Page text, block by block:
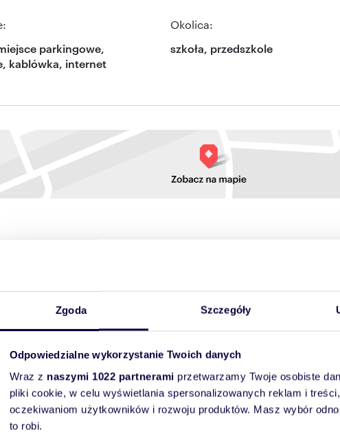
Zgoda Szczegóły
Odpowiedzialne wykorzystanie Twoich danych
Wraz z naszymi 1022 partnerami przetwarzamy Twoje osobiste
pliki cookie, w celu wyświetlania spersonalizowanych reklam i
oczekiwaniom użytkowników i rozwoju produktów. Masz wybór
to robi.
parkingowe,
kablówka, internet
Okolica:
szkoła, przedszkole
usług remontowych
inwestycyjne generujące stabilny dochód, położone w ścisłym